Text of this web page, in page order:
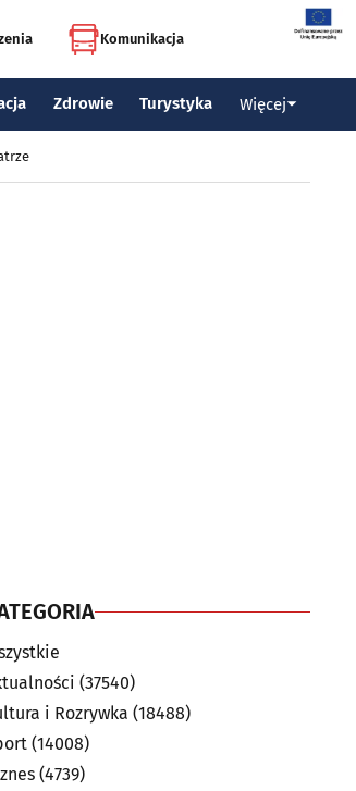
Komunikacja
Zdrowie Turystyka Więcej
(37540)
i Rozrywka (18488)
(14008)
(4739)